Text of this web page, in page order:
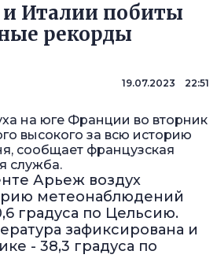
Италии побиты
рекорды
19.07.2023 22:51
на юге Франции во вторник
высокого за всю историю
сообщает французская
служба.
Арьеж воздух
метеонаблюдений
градуса по Цельсию.
зафиксирована и
- 38,3 градуса по